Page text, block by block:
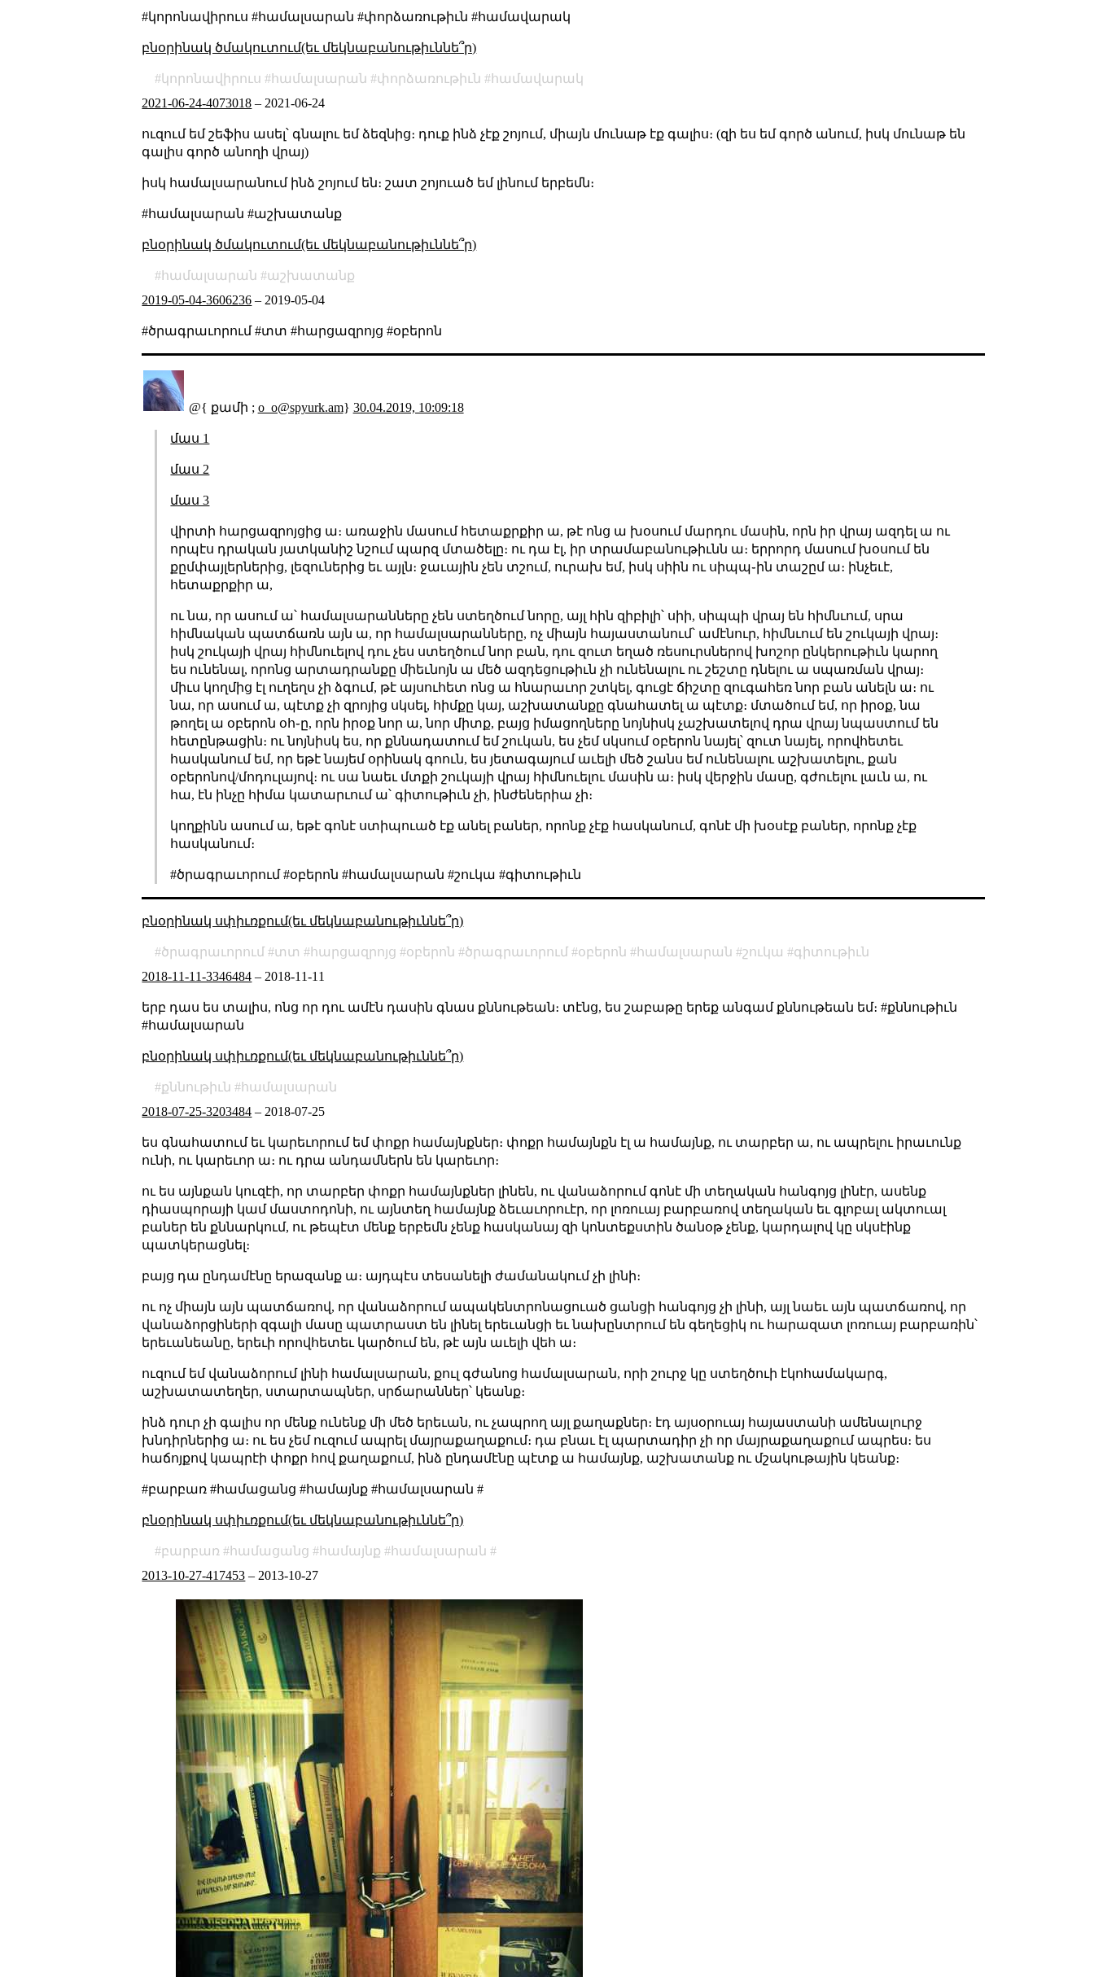
#կորոնավիրուս #համալսարան #փորձառութիւն #համավարակ
բնօրինակ ծմակուտում(եւ մեկնաբանութիւննե՞ր)
կորոնավիրուս համալսարան փորձառութիւն
համավարակ
2021-06-24-4073018 – 2021-06-24
ուզում եմ շեֆիս ասել՝ գնալու եմ ձեզնից։ դուք ինձ չէք շոյում, միայն մունաթ էք գալիս։ (զի ես եմ գործ անում, իսկ մունաթ են
գալիս գործ անողի վրայ)
իսկ համալսարանում ինձ շոյում են։ շատ շոյուած եմ լինում երբեմն։
#համալսարան #աշխատանք
բնօրինակ ծմակուտում(եւ մեկնաբանութիւննե՞ր)
համալսարան
աշխատանք
2019-05-04-3606236 – 2019-05-04
#ծրագրաւորում #տտ #հարցազրոյց #օբերոն
@{ քամի ; o_o@spyurk.am} 30.04.2019, 10:09:18
մաս 1
մաս 2
մաս 3
վիրտի հարցազրոյցից ա։ առաջին մասում հետաքրքիր ա, թէ ոնց ա խօսում մարդու մասին, որն իր վրայ ազդել ա ու
որպէս դրական յատկանիշ նշում պարզ մտածելը։ ու դա էլ, իր տրամաբանութիւնն ա։ երրորդ մասում խօսում են
քըմփայլերներից, լեզուներից եւ այլն։ ջաւային չեն տշում, ուրախ եմ, իսկ սիին ու սիպպ֊ին տաշըմ ա։ ինչեւէ,
հետաքրքիր ա,
ու նա, որ ասում ա՝ համալսարանները չեն ստեղծում նորը, այլ հին զիբիլի՝ սիի, սիպպի վրայ են հիմնւում, սրա
հիմնական պատճառն այն ա, որ համալսարանները, ոչ միայն հայաստանում՝ ամէնուր, հիմնւում են շուկայի վրայ։
իսկ շուկայի վրայ հիմնուելով դու չես ստեղծում նոր բան, դու զուտ եղած ռեսուրսներով խոշոր ընկերութիւն կարող
ես ունենալ, որոնց արտադրանքը միեւնոյն ա մեծ ազդեցութիւն չի ունենալու ու շեշտը դնելու ա սպառման վրայ։
միւս կողմից էլ ուղեղս չի ձգում, թէ այսուհետ ոնց ա հնարաւոր շտկել, գուցէ ճիշտը զուգահեռ նոր բան անելն ա։ ու
նա, որ ասում ա, պէտք չի զրոյից սկսել, հիմքը կայ, աշխատանքը գնահատել ա պէտք։ մտածում եմ, որ իրօք, նա
թողել ա օբերոն օհ֊ը, որն իրօք նոր ա, նոր միտք, բայց իմացողները նոյնիսկ չաշխատելով դրա վրայ նպաստում են
հետընթացին։ ու նոյնիսկ ես, որ քննադատում եմ շուկան, ես չեմ սկսում օբերոն նայել՝ զուտ նայել, որովհետեւ
հասկանում եմ, որ եթէ նայեմ օրինակ գոուն, ես յետագայում աւելի մեծ շանս եմ ունենալու աշխատելու, քան
օբերոնով/մոդուլայով։ ու սա նաեւ մտքի շուկայի վրայ հիմնուելու մասին ա։ իսկ վերջին մասը, գժուելու լաւն ա, ու
հա, էն ինչը հիմա կատարւում ա՝ գիտութիւն չի, ինժեներիա չի։
կողքինն ասում ա, եթէ գոնէ ստիպուած էք անել բաներ, որոնք չէք հասկանում, գոնէ մի խօսէք բաներ, որոնք չէք
հասկանում։
#ծրագրաւորում #օբերոն #համալսարան #շուկա #գիտութիւն
բնօրինակ սփիւռքում(եւ մեկնաբանութիւննե՞ր)
ծրագրաւորում տտ հարցազրոյց օբերոն ծրագրաւորում օբերոն համալսարան շուկա
գիտութիւն
2018-11-11-3346484 – 2018-11-11
երբ դաս ես տալիս, ոնց որ դու ամէն դասին գնաս քննութեան։ տէնց, ես շաբաթը երեք անգամ քննութեան եմ։ #քննութիւն
#համալսարան
բնօրինակ սփիւռքում(եւ մեկնաբանութիւննե՞ր)
քննութիւն
համալսարան
2018-07-25-3203484 – 2018-07-25
ես գնահատում եւ կարեւորում եմ փոքր համայնքներ։ փոքր համայնքն էլ ա համայնք, ու տարբեր ա, ու ապրելու իրաւունք
ունի, ու կարեւոր ա։ ու դրա անդամներն են կարեւոր։
ու ես այնքան կուզէի, որ տարբեր փոքր համայնքներ լինեն, ու վանաձորում գոնէ մի տեղական հանգոյց լինէր, ասենք
դիասպորայի կամ մաստոդոնի, ու այնտեղ համայնք ձեւաւորուէր, որ լոռուայ բարբառով տեղական եւ գլոբալ ակտուալ
բաներ են քննարկում, ու թեպէտ մենք երբեմն չենք հասկանայ զի կոնտեքստին ծանօթ չենք, կարդալով կը սկսէինք
պատկերացնել։
բայց դա ընդամէնը երազանք ա։ այդպէս տեսանելի ժամանակում չի լինի։
ու ոչ միայն այն պատճառով, որ վանաձորում ապակենտրոնացուած ցանցի հանգոյց չի լինի, այլ նաեւ այն պատճառով, որ
վանաձորցիների զգալի մասը պատրաստ են լինել երեւանցի եւ նախընտրում են գեղեցիկ ու հարազատ լոռուայ բարբառին՝
երեւանեանը, երեւի որովհետեւ կարծում են, թէ այն աւելի վեհ ա։
ուզում եմ վանաձորում լինի համալսարան, քուլ գժանոց համալսարան, որի շուրջ կը ստեղծուի էկոհամակարգ,
աշխատատեղեր, ստարտապներ, սրճարաններ՝ կեանք։
ինձ դուր չի գալիս որ մենք ունենք մի մեծ երեւան, ու չապրող այլ քաղաքներ։ էդ այսօրուայ հայաստանի ամենալուրջ
խնդիրներից ա։ ու ես չեմ ուզում ապրել մայրաքաղաքում։ դա բնաւ էլ պարտադիր չի որ մայրաքաղաքում ապրես։ ես
հաճոյքով կապրէի փոքր հով քաղաքում, ինձ ընդամէնը պէտք ա համայնք, աշխատանք ու մշակութային կեանք։
#բարբառ #համացանց #համայնք #համալսարան #
բնօրինակ սփիւռքում(եւ մեկնաբանութիւննե՞ր)
բարբառ համացանց համայնք
համալսարան
2013-10-27-417453 – 2013-10-27